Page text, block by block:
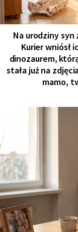
Na urodziny syn
Kurier wniósł
dinozaurem,
stała już na
mamo,